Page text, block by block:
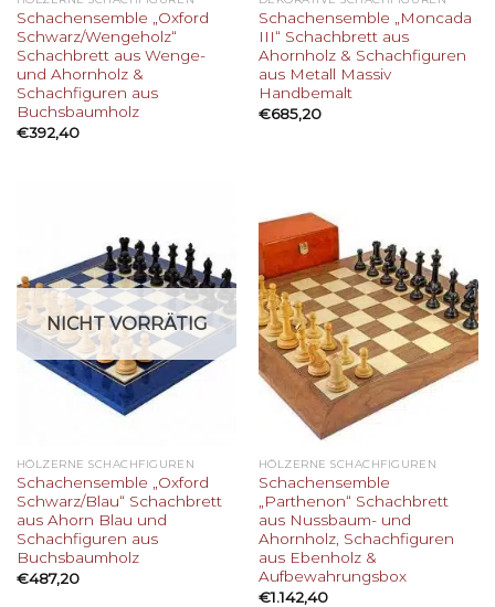
Schachensemble „Oxford
Schwarz/Wengeholz“
Schachbrett aus Wenge-
und Ahornholz &
Schachfiguren aus
Buchsbaumholz
€392,40
Schachensemble „Moncada
III“ Schachbrett aus
Ahornholz & Schachfiguren
aus Metall Massiv
Handbemalt
€685,20
NICHT VORRÄTIG
HÖLZERNE SCHACHFIGUREN
Schachensemble „Oxford
Schwarz/Blau“ Schachbrett
aus Ahorn Blau und
Schachfiguren aus
Buchsbaumholz
€487,20
HÖLZERNE SCHACHFIGUREN
Schachensemble
„Parthenon“ Schachbrett
aus Nussbaum- und
Ahornholz, Schachfiguren
aus Ebenholz &
Aufbewahrungsbox
€1.142,40